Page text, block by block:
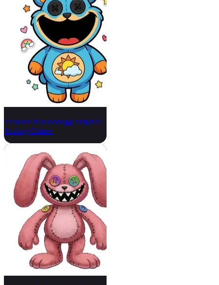
Creatore di personaggi originali
Smiling Critters